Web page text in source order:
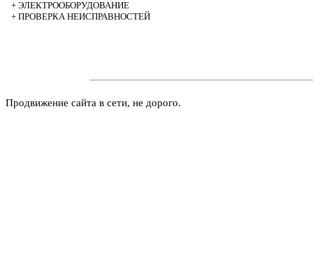
+ ЭЛЕКТРООБОРУДОВАНИЕ
+ ПРОВЕРКА НЕИСПРАВНОСТЕЙ
Продвижение сайта в сети, не дорого.